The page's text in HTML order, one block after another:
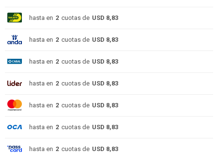
hasta en 2 cuotas de USD 8,83
hasta en 2 cuotas de USD 8,83
hasta en 2 cuotas de USD 8,83
hasta en 2 cuotas de USD 8,83
hasta en 2 cuotas de USD 8,83
hasta en 2 cuotas de USD 8,83
hasta en 2 cuotas de USD 8,83